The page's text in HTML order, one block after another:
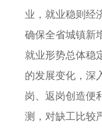
业，就业稳则经
确保全省城镇新
就业形势总体稳
的发展变化，深
岗、返岗创造便
测，对缺工比较